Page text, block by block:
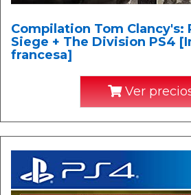
Compilation Tom Clancy's:
Siege + The Division PS4
francesa]
Ver